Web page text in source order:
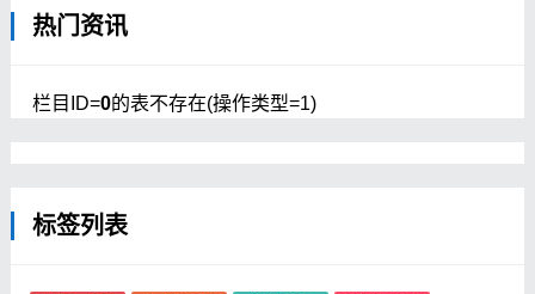
热门资讯
栏目ID=0的表不存在(操作类型=1)
标签列表